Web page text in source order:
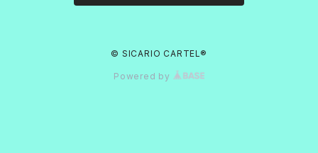
© SICARIO CARTEL®︎
Powered by